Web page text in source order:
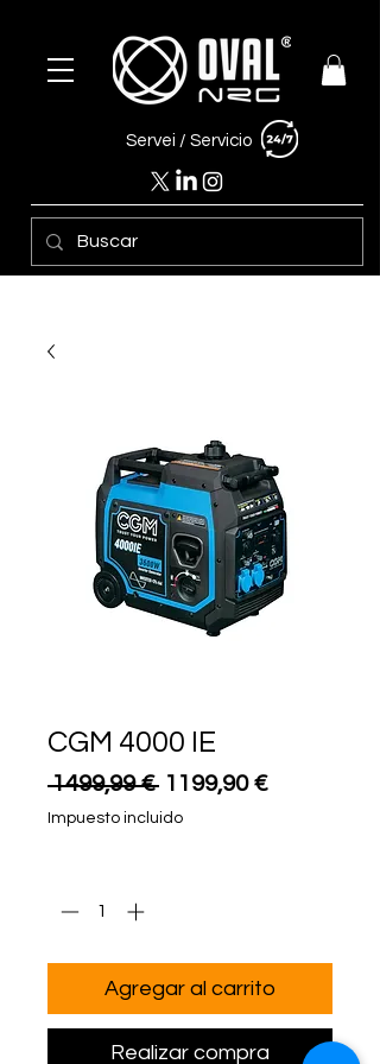
Servei / Servicio
CGM 4000 IE
1499,99 € Precio
1199,90 €Precio
Impuesto incluido
Agregar al carrito
Realizar compra